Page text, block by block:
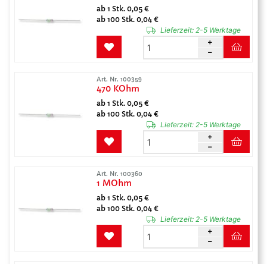
ab 1 Stk. 0,05 €
ab 100 Stk. 0,04 €
Lieferzeit:2-5 Werktage
Art. Nr. 100359
470 KOhm
ab 1 Stk. 0,05 €
ab 100 Stk. 0,04 €
Lieferzeit:2-5 Werktage
Art. Nr. 100360
1 MOhm
ab 1 Stk. 0,05 €
ab 100 Stk. 0,04 €
Lieferzeit:2-5 Werktage